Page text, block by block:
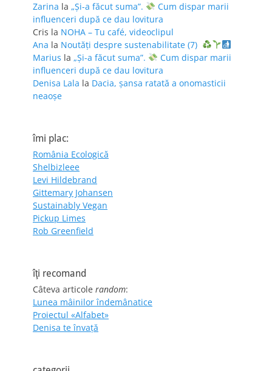
Zarina la „Și-a făcut suma”.
Cum dispar marii
influenceri după ce dau lovitura
Cris la NOHA – Tu café, videoclipul
Ana la Noutăți despre sustenabilitate (7)
Marius la „Și-a făcut suma”.
Cum dispar marii
influenceri după ce dau lovitura
Denisa Lala la Dacia, șansa ratată a onomasticii
neaoșe
îmi plac:
România Ecologică
Shelbizleee
Levi Hildebrand
Gittemary Johansen
Sustainably Vegan
Pickup Limes
Rob Greenfield
îţi recomand
Câteva articole random:
Lunea mâinilor îndemânatice
Proiectul «Alfabet»
Denisa te învaţă